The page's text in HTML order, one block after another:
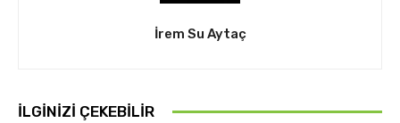
İrem Su Aytaç
İLGINIZI ÇEKEBILIR